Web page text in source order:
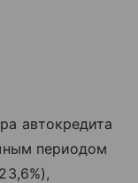
автокредита
периодом